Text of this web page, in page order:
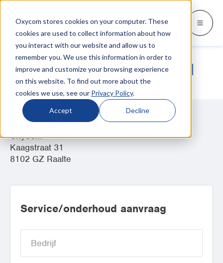
Oxycom stores cookies on your computer. These
cookies are used to collect information about how
you interact with our website and allow us to
remember you. We use this information in order to
improve and customize your browsing experience
on this website. To find out more about the
cookies we use, see our Privacy Policy.
Accept Decline
Producten Producten
IntrCooll: Adiabatische koeling
Koeling voor de industrie met 90% minder
energieverbruik
adiabatische voorkoeling
Go back
Industrieën Industrieën
INDUSTRIEËN
Metaalindustrie
Bakkerijen
Grafische industrie
Kunststofindustrie
Verpakkingsindustrie
Go back
Kennisbank Kennisbank
Blog & nieuws
Whitepapers & case studies
Downloads
Go back
Oxycom Over Oxycom
MEER OVER OXYCOM
Contact
Service
Adviesbureaus
Go back
Languages
SWITCH TO
Deutsch
English
Français
Go back
Service & Onderhoud
Service & Onderhoud
Oxycom
Kaagstraat 31
8102 GZ Raalte
Service/onderhoud aanvraag